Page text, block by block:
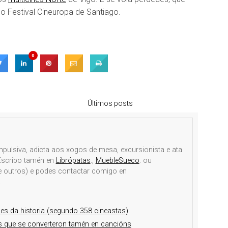
Festival Cineuropa de Santiago.
0
Últimos posts
adicta aos xogos de mesa, excursionista e ata
tamén en Librópatas., MuebleSueco. ou
outros) e podes contactar comigo en
da historia (segundo 358 cineastas)
que se converteron tamén en cancións